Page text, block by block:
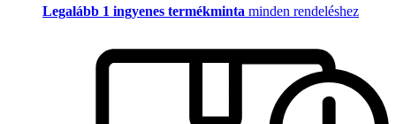
Legalább 1 ingyenes termékminta minden rendeléshez